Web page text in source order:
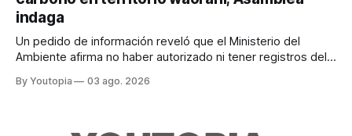
indaga
Un pedido de información reveló que el Ministerio del
Ambiente afirma no haber autorizado ni tener registros del
By Youtopia 03 ago. 2026